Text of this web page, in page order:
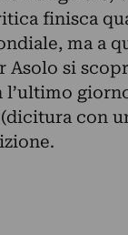
finisca
ma a
Asolo si
con